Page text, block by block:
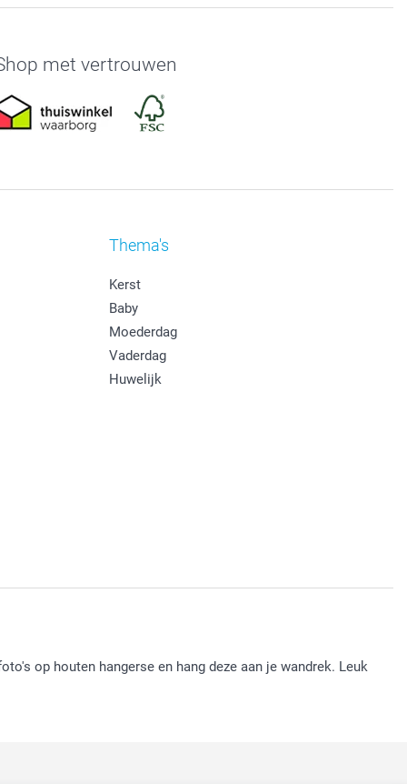
met vertrouwen
Thema's
Kerst
Baby
Moederdag
Vaderdag
Huwelijk
op houten hangerse en hang deze aan je wandrek. Leuk